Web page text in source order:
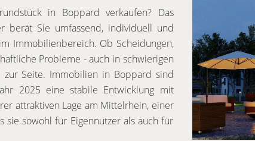
in Boppard verkaufen? Das
berät Sie umfassend, individuell und
Immobilienbereich. Ob Scheidungen,
Probleme - auch in schwierigen
Seite. Immobilien in Boppard sind
2025 eine stabile Entwicklung mit
attraktiven Lage am Mittelrhein, einer
sie sowohl für Eigennutzer als auch für